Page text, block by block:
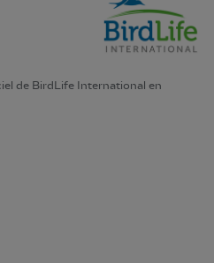
de BirdLife International en